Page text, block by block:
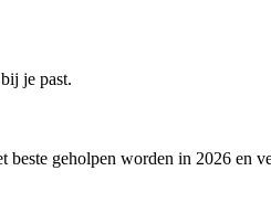
je past.
beste geholpen worden in 2026 en